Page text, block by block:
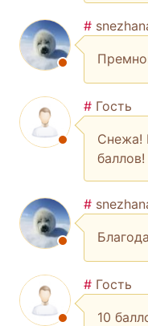
#
# Гость
Снежа!
баллов!
#
# Гость
10